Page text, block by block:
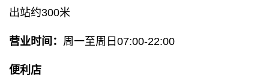
出站约300米
营业时间： 周一至周日07:00-22:00
便利店